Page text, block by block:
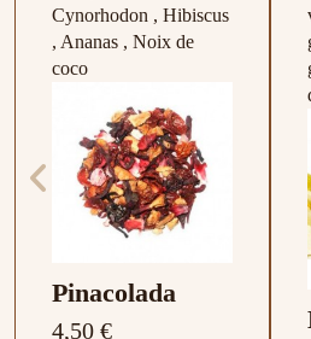
Cynorhodon , Hibiscus
, Ananas , Noix de
coco
Pinacolada
4,50 €